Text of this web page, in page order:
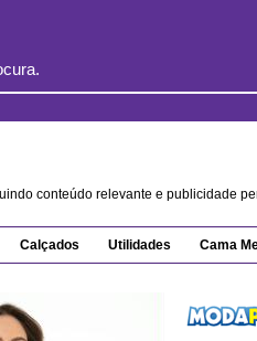
conteúdo relevante e publicidade
Calçados Utilidades Cama